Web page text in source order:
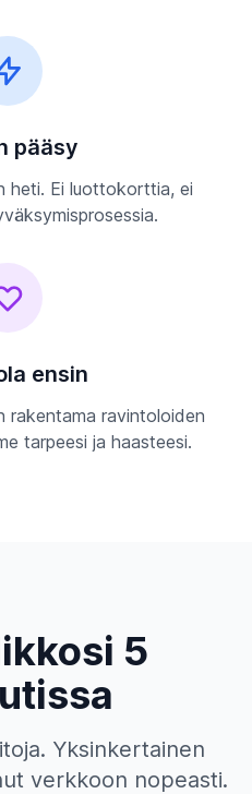
pääsy
heti. Ei luottokorttia, ei
ensin
rakentama ravintoloiden
tarpeesi ja haasteesi.
5
Yksinkertainen
verkkoon nopeasti.